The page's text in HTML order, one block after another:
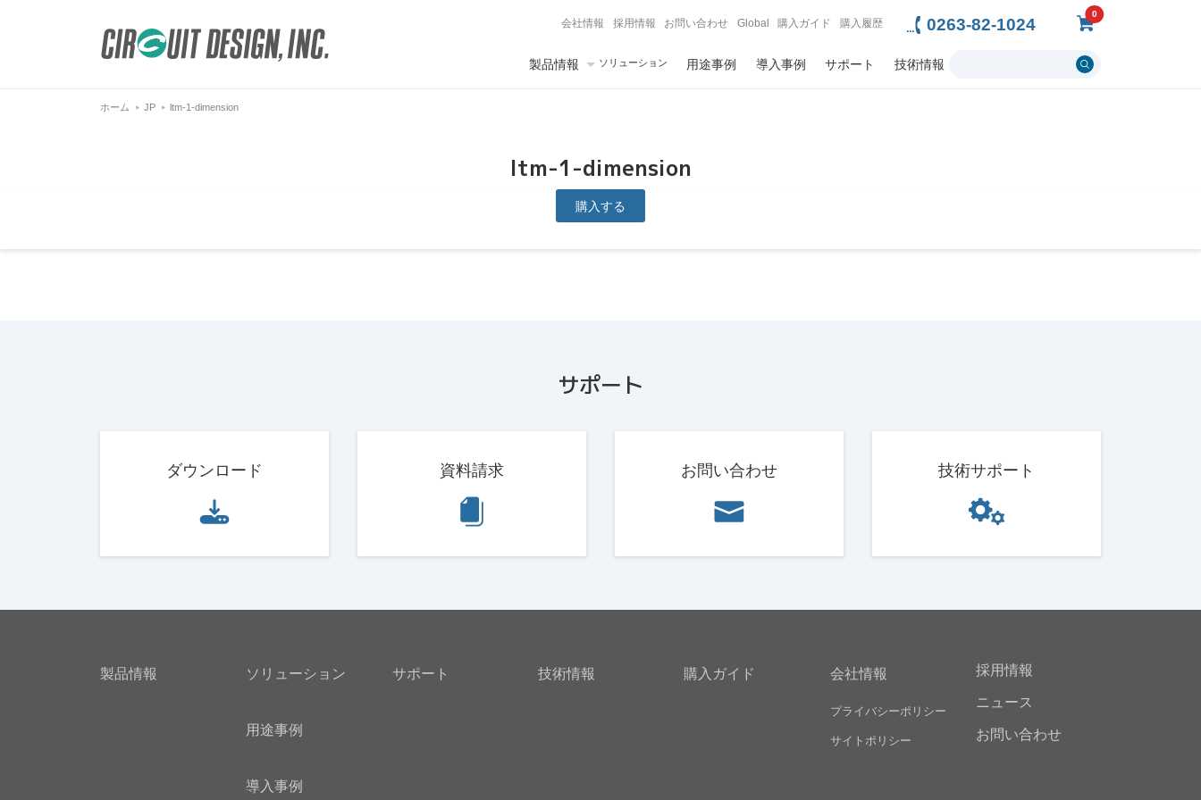
0
会社情報 採用情報 お問い合わせ Global 購入ガイド 購入履歴 0263-82-1024
製品情報 ソリューション 用途事例 導入事例 サポート 技術情報
ホーム JP ltm-1-dimension
ltm-1-dimension
購入する
サポート
ダウンロード 資料請求 お問い合わせ 技術サポート
製品情報 ソリューション
用途事例
導入事例
サポート 技術情報 購入ガイド 会社情報
プライバシーポリシー
サイトポリシー
採用情報
ニュース
お問い合わせ